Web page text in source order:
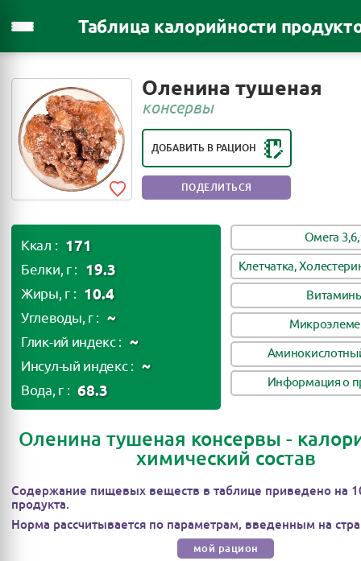
Таблица калорийности
Оленина тушеная
консервы
ДОБАВИТЬ В РАЦИОН
ПОДЕЛИТЬСЯ
Ккал : 171
Белки, г : 19.3
Жиры, г : 10.4
Углеводы, г : ~
Глик-ий индекс : ~
Инсул-ый индекс : ~
Вода, г : 68.3
Омега
Клетчатка,
Информация о
Оленина тушеная консервы -
химический состав
Содержание пищевых веществ в таблице приведено на
продукта.
Норма рассчитывается по параметрам, введенным на
мой рацион